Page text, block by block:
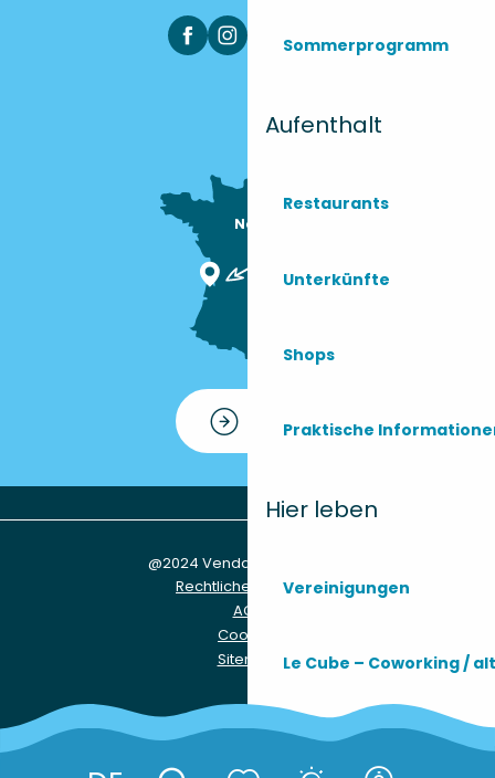
Sommerprogramm
Aufenthalt
Restaurants
Unterkünfte
Shops
Praktische
Hier leben
Vereinigungen
Le Cube – Coworking /
Praktische Infos
Nous sommes
Kontakt
@2024 Vendays-Montalivet
Rechtliche Hinweise
AGB
Cookies
Sitemap